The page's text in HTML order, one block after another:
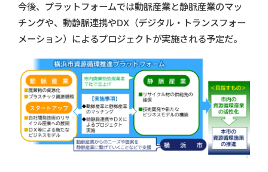
今後、プラットフォームでは動脈産業と静脈産業のマッ
チングや、動静脈連携やDX（デジタル・トランスフォー
メーション）によるプロジェクトが実施される予定だ。